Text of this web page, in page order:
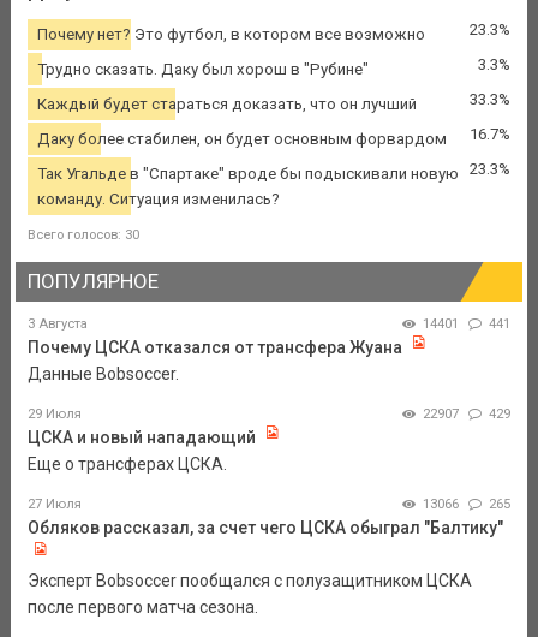
Почему нет? Это футбол, в котором все возможно 23.3%
Трудно сказать. Даку был хорош в "Рубине" 3.3%
Каждый будет стараться доказать, что он лучший 33.3%
Даку более стабилен, он будет основным форвардом 16.7%
Так Угальде в "Спартаке" вроде бы подыскивали новую
команду. Ситуация изменилась?
23.3%
Всего голосов: 30
ПОПУЛЯРНОЕ
3 Августа 14401 441
Почему ЦСКА отказался от трансфера Жуана
Данные Bobsoccer.
29 Июля 22907 429
ЦСКА и новый нападающий
Еще о трансферах ЦСКА.
27 Июля 13066 265
Обляков рассказал, за счет чего ЦСКА обыграл "Балтику"
Эксперт Bobsoccer пообщался с полузащитником ЦСКА
после первого матча сезона.